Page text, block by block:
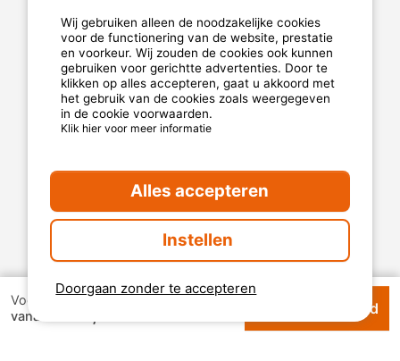
Voor 1 week
vanaf Beschikbhaarheid
Vertrouwelijkheidsverklaring
MyCamping.com garantie
100% beveiligde betaling
De beste campings
Echte klantenbeoordelingen
De beste tarieven
Doorgaan zonder te accepteren
Wij gebruiken alleen de noodzakelijke cookies
voor de functionering van de website, prestatie
en voorkeur. Wij zouden de cookies ook kunnen
gebruiken voor gerichtte advertenties. Door te
klikken op alles accepteren, gaat u akkoord met
het gebruik van de cookies zoals weergegeven
in de cookie voorwaarden.
Klik hier voor meer informatie
Alles accepteren
Instellen